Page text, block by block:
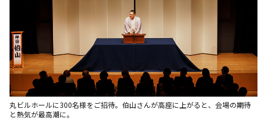
丸ビルホールに300名様をご招待。伯山さんが高座に上がると、会場の期待
と熱気が最高潮に。